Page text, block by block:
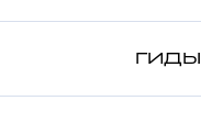
гиды